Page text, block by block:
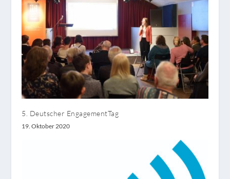
5. Deutscher EngagementTag
19. Oktober 2020